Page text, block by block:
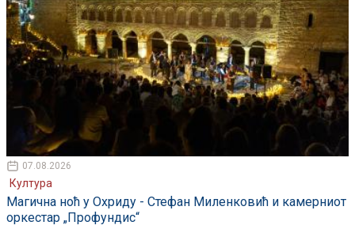
07.08.2026
Култура
Магична ноћ у Охриду - Стефан Миленковић и камерниот
оркестар „Профундис“